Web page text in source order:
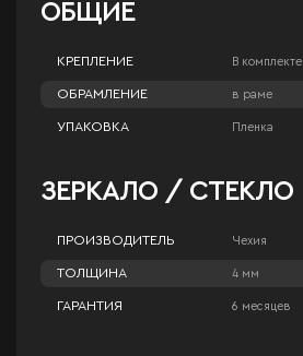
ОБЩИЕ
КРЕПЛЕНИЕ В комплекте
ОБРАМЛЕНИЕ в раме
УПАКОВКА Пленка
ЗЕРКАЛО / СТЕКЛО
ПРОИЗВОДИТЕЛЬ Чехия
ТОЛЩИНА 4 мм
ГАРАНТИЯ 6 месяцев